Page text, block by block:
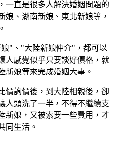
一直是很多人解決婚姻問題的
娘、湖南新娘、東北新娘等，
"、"大陸新娘仲介"，都可以
人感覺似乎只要談好價格，就
新娘等來完成婚姻大事。
價詢價後，到大陸相親後，卻
人頭洗了一半，不得不繼續支
新娘，又被索要一些費用，才
同生活。